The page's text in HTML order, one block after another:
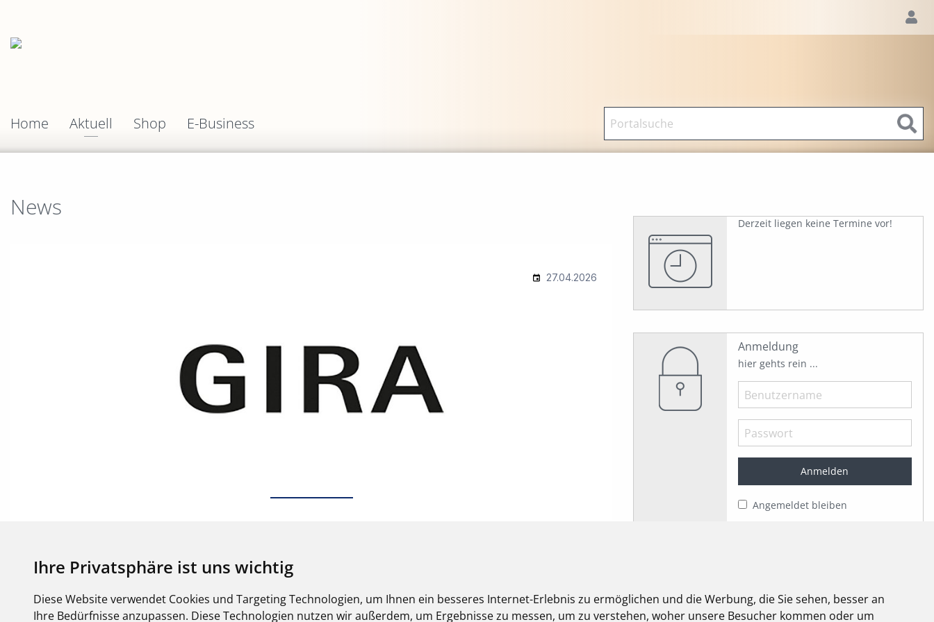
Ihre Privatsphäre ist uns wichtig
Diese Website verwendet Cookies und Targeting Technologien, um Ihnen ein besseres Internet-Erlebnis zu ermöglichen und die Werbung, die Sie sehen, besser an
Ihre Bedürfnisse anzupassen. Diese Technologien nutzen wir außerdem, um Ergebnisse zu messen, um zu verstehen, woher unsere Besucher kommen oder um
Home Aktuell Shop E-Business
News
Derzeit liegen keine Termine vor!
Anmeldung
hier gehts rein ...
Angemeldet bleiben
elektroforum